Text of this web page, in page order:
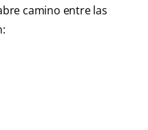
camino entre las